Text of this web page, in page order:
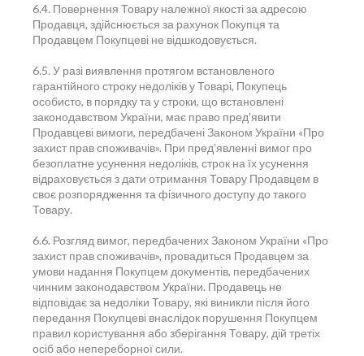
6.4. Повернення Товару належної якості за адресою
Продавця, здійснюється за рахунок Покупця та
Продавцем Покупцеві не відшкодовується.
6.5. У разі виявлення протягом встановленого
гарантійного строку недоліків у Товарі, Покупець
особисто, в порядку та у строки, що встановлені
законодавством України, має право пред'явити
Продавцеві вимоги, передбачені Законом України «Про
захист прав споживачів». При пред’явленні вимог про
безоплатне усунення недоліків, строк на їх усунення
відраховується з дати отримання Товару Продавцем в
своє розпорядження та фізичного доступу до такого
Товару.
6.6. Розгляд вимог, передбачених Законом України «Про
захист прав споживачів», провадиться Продавцем за
умови надання Покупцем документів, передбачених
чинним законодавством України. Продавець не
відповідає за недоліки Товару, які виникли після його
передання Покупцеві внаслідок порушення Покупцем
правил користування або зберігання Товару, дій третіх
осіб або непереборної сили.